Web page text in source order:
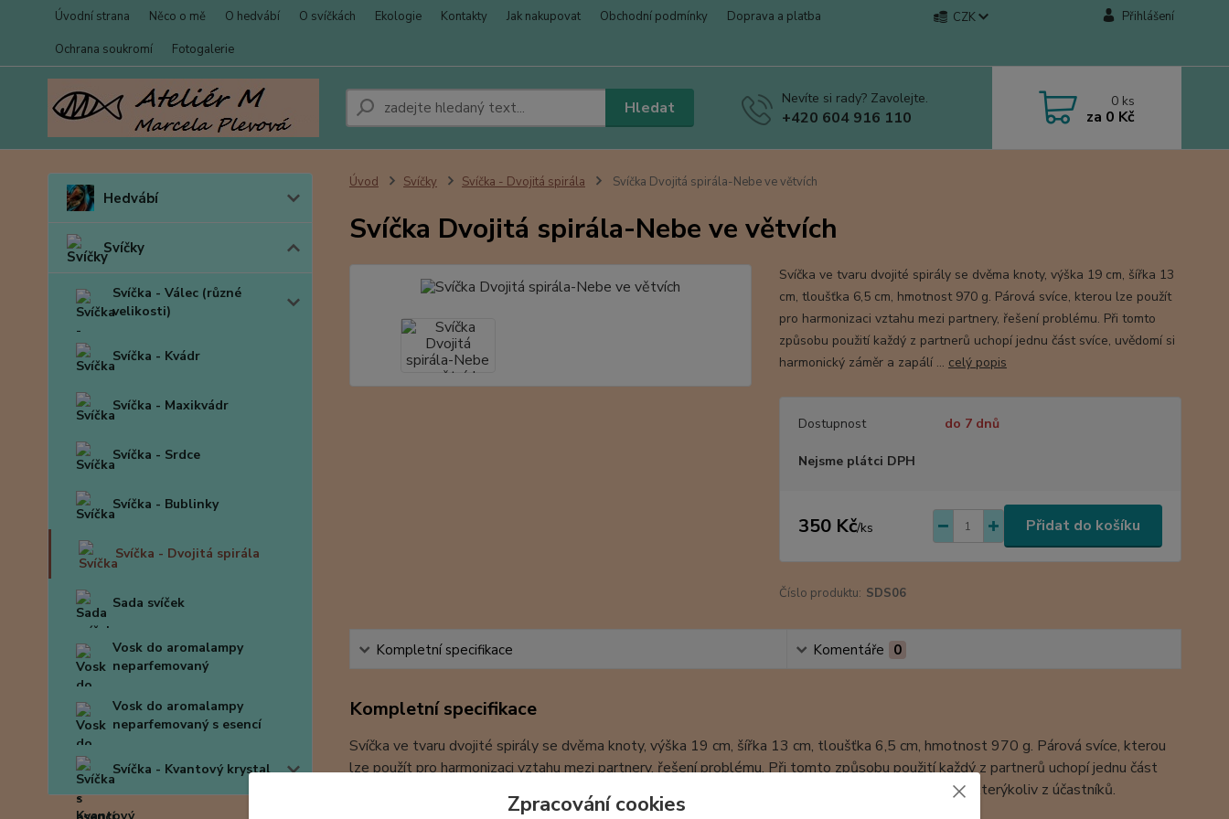
Úvodní strana Něco o mě O hedvábí O svíčkách Ekologie Kontakty Jak nakupovat Obchodní podmínky
Doprava a platba
Ochrana soukromí
Fotogalerie
CZK Přihlášení
Hledat Nevíte si rady? Zavolejte.
+420 604 916 110
0 ks
za 0 Kč
Hedvábí
Svíčky
Svíčka - Válec (různé
velikosti)
Svíčka - Kvádr
Svíčka - Maxikvádr
Svíčka - Srdce
Svíčka - Bublinky
Svíčka - Dvojitá spirála
Sada svíček
Vosk do aromalampy
neparfemovaný
Vosk do aromalampy
neparfemovaný s esencí
Svíčka - Kvantový krystal
Úvod Svíčky Svíčka - Dvojitá spirála Svíčka Dvojitá spirála-Nebe ve větvích
Svíčka Dvojitá spirála-Nebe ve větvích
Svíčka ve tvaru dvojité spirály se dvěma knoty, výška 19 cm, šířka 13
cm, tloušťka 6,5 cm, hmotnost 970 g. Párová svíce, kterou lze použít
pro harmonizaci vztahu mezi partnery, řešení problému. Při tomto
způsobu použití každý z partnerů uchopí jednu část svíce, uvědomí si
harmonický záměr a zapálí ... celý popis
Dostupnost do 7 dnů
Nejsme plátci DPH
350 Kč/ks Přidat do košíku
Číslo produktu: SDS06
Kompletní specifikace Komentáře 0
Kompletní specifikace
Svíčka ve tvaru dvojité spirály se dvěma knoty, výška 19 cm, šířka 13 cm, tloušťka 6,5 cm, hmotnost 970 g. Párová svíce, kterou
lze použít pro harmonizaci vztahu mezi partnery, řešení problému. Při tomto způsobu použití každý z partnerů uchopí jednu část
svíce, uvědomí si harmonický záměr a zapálí svoji polovinu svíčky. Další zapálení pak může provést kterýkoliv z účastníků.
Zpracování cookies